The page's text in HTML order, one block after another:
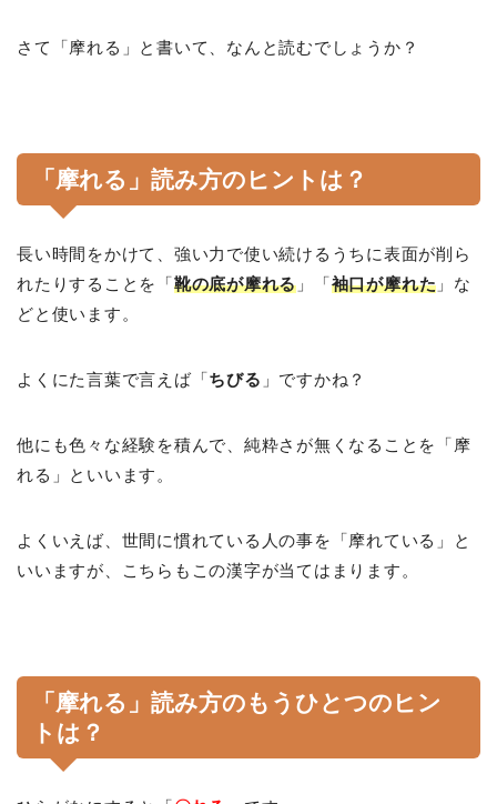
さて「摩れる」と書いて、なんと読むでしょうか？
「摩れる」読み方のヒントは？
長い時間をかけて、強い力で使い続けるうちに表面が削ら
れたりすることを「靴の底が摩れる 」「袖口が摩れた 」な
どと使います。
よくにた言葉で言えば「ちびる 」ですかね？
他にも色々な経験を積んで、純粋さが無くなることを「摩
れる」といいます。
よくいえば、世間に慣れている人の事を「摩れている」と
いいますが、こちらもこの漢字が当てはまります。
「摩れる」読み方のもうひとつのヒン
トは？